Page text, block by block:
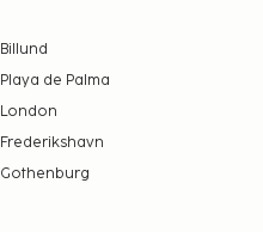
Billund
Playa de Palma
London
Frederikshavn
Gothenburg